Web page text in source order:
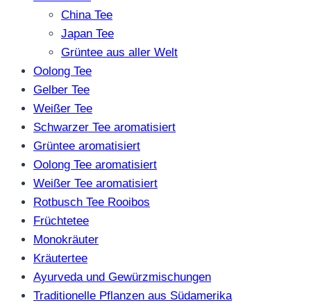
China Tee
Japan Tee
Grüntee aus aller Welt
Oolong Tee
Gelber Tee
Weißer Tee
Schwarzer Tee aromatisiert
Grüntee aromatisiert
Oolong Tee aromatisiert
Weißer Tee aromatisiert
Rotbusch Tee Rooibos
Früchtetee
Monokräuter
Kräutertee
Ayurveda und Gewürzmischungen
Traditionelle Pflanzen aus Südamerika